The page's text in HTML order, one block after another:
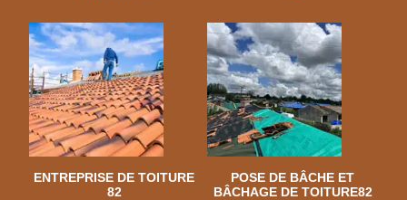
ENTREPRISE DE TOITURE
82
POSE DE BÂCHE ET
BÂCHAGE DE TOITURE82